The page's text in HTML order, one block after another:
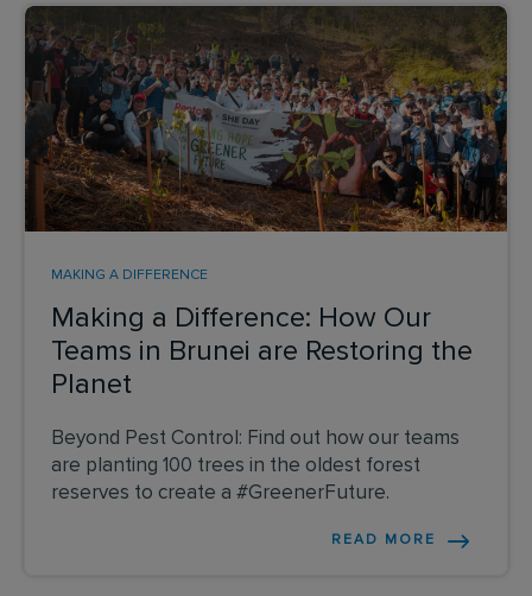
Making a Difference: How Our
Teams in Brunei are Restoring the
Planet
MAKING A DIFFERENCE
Beyond Pest Control: Find out how our teams
are planting 100 trees in the oldest forest
reserves to create a #GreenerFuture.
READ MORE